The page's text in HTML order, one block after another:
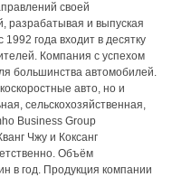
своей
разрабатывая и выпуская
года входит в десятку
Компания с успехом
большинства автомобилей.
авто, но и
сельскохозяйственная,
Business Group
Чжу и Коксанг
Объём
в год. Продукция компании